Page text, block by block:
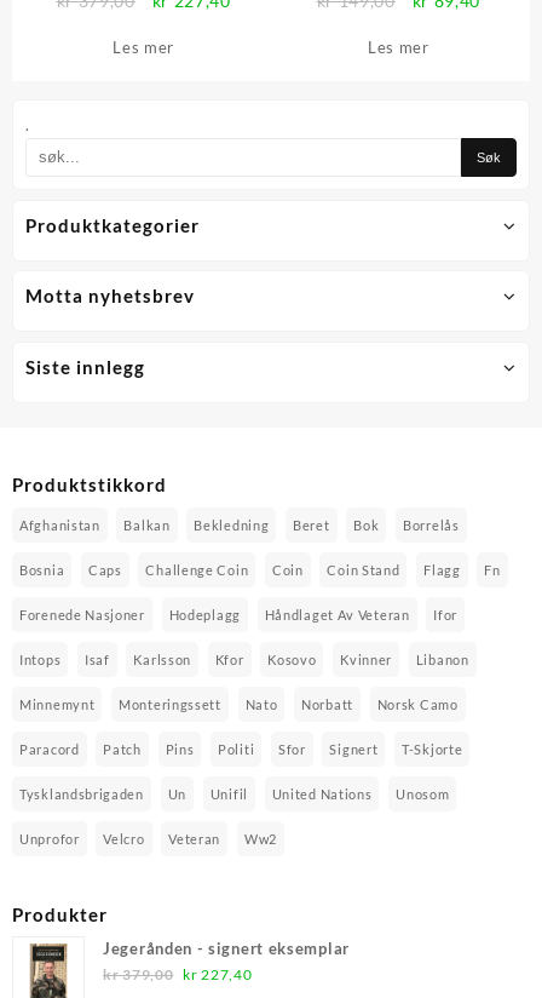
.
Produktkategorier
Motta nyhetsbrev
Siste innlegg
var:
Les mer
var:
Les mer
Produktstikkord
Afghanistan Balkan Bekledning Beret Bok Borrelås
Bosnia Caps Challenge Coin Coin Coin Stand Flagg Fn
Forenede Nasjoner Hodeplagg Håndlaget Av Veteran Ifor
Intops Isaf Karlsson Kfor Kosovo Kvinner Libanon
Minnemynt Monteringssett Nato Norbatt Norsk Camo
Paracord Patch Pins Politi Sfor Signert T-Skjorte
Tysklandsbrigaden Un Unifil United Nations Unosom
Unprofor Velcro Veteran Ww2
Produkter
Jegerånden - signert eksemplar
kr379,00 Opprinnelig
kr 227,40Nåværende